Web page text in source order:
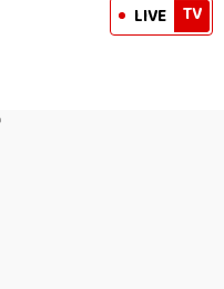
LIVE TV